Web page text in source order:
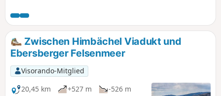
Südrichtung und teilt die abfließenden Wasser in Richtung
Main und Neckar auf.
Zwischen Himbächel Viadukt und
Ebersberger Felsenmeer
Visorando-Mitglied
20,45 km
+527 m
-526 m